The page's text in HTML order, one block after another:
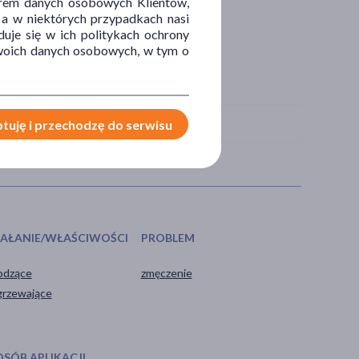
WŁAŚCIWOŚCI PROBLEM
zmęczenie
w niektórych przypadkach nasi
się w ich politykach ochrony
danych osobowych, w tym o
i przechodzę do serwisu